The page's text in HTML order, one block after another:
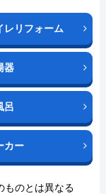
レリフォーム
器
呂
カー
ものとは異なる